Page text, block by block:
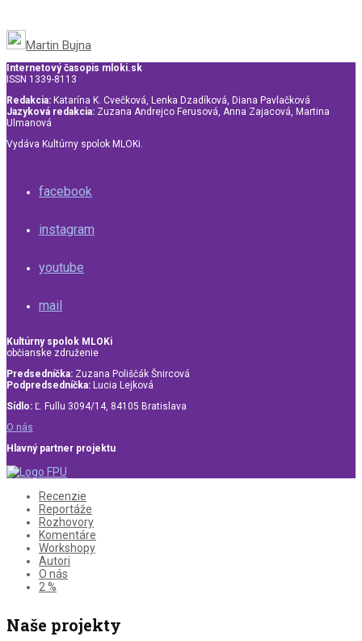
Martin Bujna
Internetový časopis mloki.sk
ISSN 1339-8113
Redakcia: Katarína K. Cvečková, Lenka Dzadíková, Diana Pavlačková
Jazyková redakcia: Zuzana Andrejco Ferusová, Anna Zajacová, Martina
Ulmanová
Vydáva Kultúrny spolok MLOKi.
facebook
instagram
youtube
mail
Kultúrny spolok MLOKi
občianske združenie
Predsedníčka: Zuzana Poliščák Šnircová
Podpredsedníčka: Lucia Lejková
Sídlo: Ľ. Fullu 3094/14, 84105 Bratislava
O nás
Hlavný partner projektu
Recenzie
Reportáže
Rozhovory
Komentáre
Workshopy
Autori
O nás
2 %
Naše projekty